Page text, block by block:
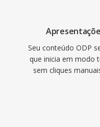
Seu conteúdo ODP
que inicia em modo
sem cliques